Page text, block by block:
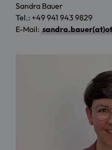
Sandra Bauer
Tel.: +49 941 943 9829
E-Mail: